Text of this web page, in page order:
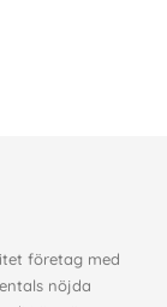
företag med
nöjda